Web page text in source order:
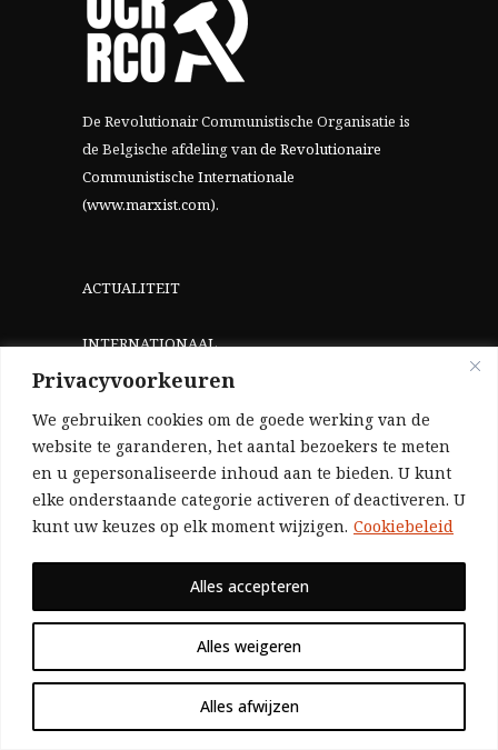
Privacyvoorkeuren
We gebruiken cookies om de goede werking van de
website te garanderen, het aantal bezoekers te meten
en u gepersonaliseerde inhoud aan te bieden. U kunt
elke onderstaande categorie activeren of deactiveren. U
kunt uw keuzes op elk moment wijzigen. Cookiebeleid
Alles weigeren
Alles afwijzen
Alles accepteren
De Revolutionair Communistische Organisatie is
de Belgische afdeling vande Revolutionaire
Communistische Internationale
(www.marxist.com).
ACTUALITEIT
INTERNATIONAAL
THEORIE
WIE ZIJN WIJ?
Aangezien we volledig zelf gefinancierd zijn